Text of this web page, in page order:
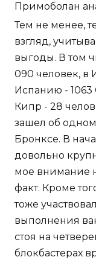
Примоболан
Тем не менее,
взгляд,
выгоды. В том
090 человек, в
Испанию - 1063
Кипр - 28
зашел об
Бронксе. В
довольно
мое внимание
факт. Кроме
тоже
выполнения
стоя на
блокбастерах